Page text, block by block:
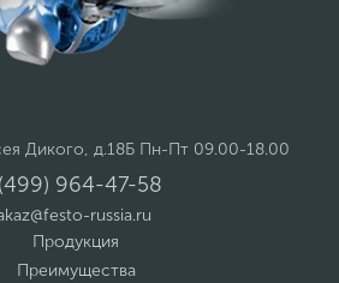
Дикого, д.18Б Пн-Пт 09.00-18.00
964-47-58
russia.ru
Продукция
Преимущества